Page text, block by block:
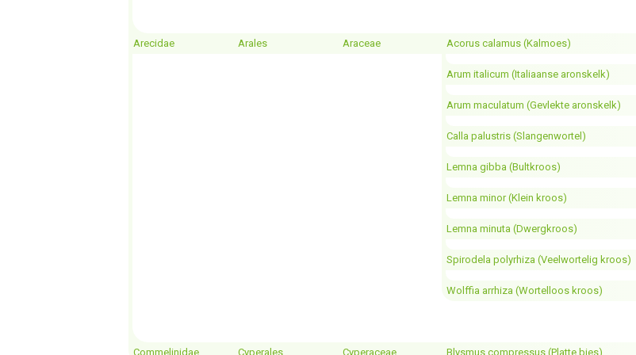
Arecidae Arales Araceae Acorus calamus (Kalmoes)
Arum italicum (Italiaanse aronskelk)
Arum maculatum (Gevlekte aronskelk)
Calla palustris (Slangenwortel)
Lemna gibba (Bultkroos)
Lemna minor (Klein kroos)
Lemna minuta (Dwergkroos)
Spirodela polyrhiza (Veelwortelig kroos)
Wolffia arrhiza (Wortelloos kroos)
Commelinidae Cyperales Cyperaceae Blysmus compressus (Platte bies)